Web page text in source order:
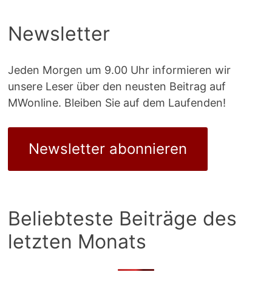
Newsletter
Jeden Morgen um 9.00 Uhr informieren wir
unsere Leser über den neusten Beitrag auf
MWonline. Bleiben Sie auf dem Laufenden!
Newsletter abonnieren
Beliebteste Beiträge des
letzten Monats